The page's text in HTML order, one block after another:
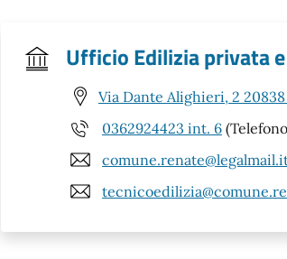
Ufficio Edilizia privata
Via Dante Alighieri, 2
0362924423 int. 6